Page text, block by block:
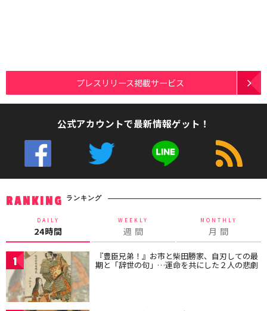
プレスリリース掲載サービス
公式アカウントで最新情報ゲット！
RANKING ランキング
DAILY
24時間
WEEKLY
週 間
MONTHLY
月 間
1 『豊臣兄弟！』お市と柴田勝家、自刃しての最
期と「辞世の句」…運命を共にした２人の悲劇